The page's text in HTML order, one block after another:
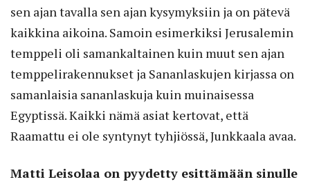
sen ajan tavalla sen ajan kysymyksiin ja on pätevä
kaikkina aikoina. Samoin esimerkiksi Jerusalemin
temppeli oli samankaltainen kuin muut sen ajan
temppelirakennukset ja Sananlaskujen kirjassa on
samanlaisia sananlaskuja kuin muinaisessa
Egyptissä. Kaikki nämä asiat kertovat, että
Raamattu ei ole syntynyt tyhjiössä, Junkkaala avaa.
Matti Leisolaa on pyydetty esittämään sinulle